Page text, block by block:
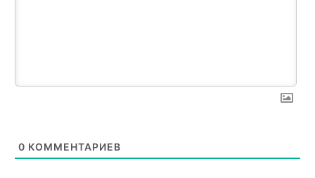
Magazine PRO
0 КОММЕНТАРИЕВ